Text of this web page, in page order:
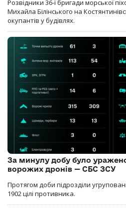
Розвідники 36-ї бригади морської
Михайла Білінського на
окупантів у будівлях.
За минулу добу було
ворожих дронів — СБС ЗСУ
Протягом доби підрозділи
1902 цілі противника.